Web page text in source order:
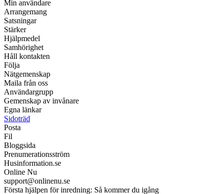
Min användare
Arrangemang
Satsningar
Stärker
Hjälpmedel
Samhörighet
Håll kontakten
Följa
Nätgemenskap
Maila från oss
Användargrupp
Gemenskap av invånare
Egna länkar
Sidoträd
Posta
Fil
Bloggsida
Prenumerationsström
Husinformation.se
Online Nu
support@onlinenu.se
Första hjälpen för inredning: Så kommer du igång